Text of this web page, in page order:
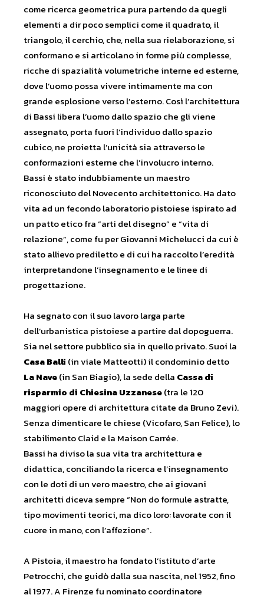
come ricerca geometrica pura partendo da quegli
elementi a dir poco semplici come il quadrato, il
triangolo, il cerchio, che, nella sua rielaborazione, si
conformano e si articolano in forme più complesse,
ricche di spazialità volumetriche interne ed esterne,
dove l’uomo possa vivere intimamente ma con
grande esplosione verso l’esterno. Così l’architettura
di Bassi libera l’uomo dallo spazio che gli viene
assegnato, porta fuori l’individuo dallo spazio
cubico, ne proietta l’unicità sia attraverso le
conformazioni esterne che l’involucro interno.
Bassi è stato indubbiamente un maestro
riconosciuto del Novecento architettonico. Ha dato
vita ad un fecondo laboratorio pistoiese ispirato ad
un patto etico fra “arti del disegno” e “vita di
relazione”, come fu per Giovanni Michelucci da cui è
stato allievo prediletto e di cui ha raccolto l’eredità
interpretandone l’insegnamento e le linee di
progettazione.
Ha segnato con il suo lavoro larga parte
dell’urbanistica pistoiese a partire dal dopoguerra.
Sia nel settore pubblico sia in quello privato. Suoi la
Casa Balli (in viale Matteotti) il condominio detto
La Nave(in San Biagio), la sede della Cassa di
risparmio di Chiesina Uzzanese(tra le 120
maggiori opere di architettura citate da Bruno Zevi).
Senza dimenticare le chiese (Vicofaro, San Felice), lo
stabilimento Claid e la Maison Carrée.
Bassi ha diviso la sua vita tra architettura e
didattica, conciliando la ricerca e l’insegnamento
con le doti di un vero maestro, che ai giovani
architetti diceva sempre “Non do formule astratte,
tipo movimenti teorici, ma dico loro: lavorate con il
cuore in mano, con l’affezione”.
A Pistoia, il maestro ha fondato l’istituto d’arte
Petrocchi, che guidò dalla sua nascita, nel 1952, fino
al 1977. A Firenze fu nominato coordinatore